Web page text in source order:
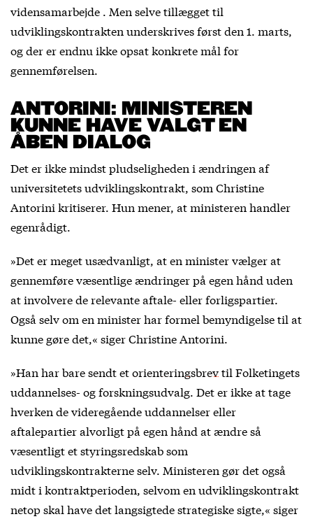
vidensamarbejde . Men selve tillægget til
udviklingskontrakten underskrives først den 1. marts,
og der er endnu ikke opsat konkrete mål for
gennemførelsen.
ANTORINI: MINISTEREN
KUNNE HAVE VALGT EN
ÅBEN DIALOG
Det er ikke mindst pludseligheden i ændringen af
universitetets udviklingskontrakt, som Christine
Antorini kritiserer. Hun mener, at ministeren handler
egenrådigt.
»Det er meget usædvanligt, at en minister vælger at
gennemføre væsentlige ændringer på egen hånd uden
at involvere de relevante aftale- eller forligspartier.
Også selv om en minister har formel bemyndigelse til at
kunne gøre det,« siger Christine Antorini.
»Han har bare sendt etorienteringsbrevtil Folketingets
uddannelses- og forskningsudvalg. Det er ikke at tage
hverken de videregående uddannelser eller
aftalepartier alvorligt på egen hånd at ændre så
væsentligt et styringsredskab som
udviklingskontrakterne selv. Ministeren gør det også
midt i kontraktperioden, selvom en udviklingskontrakt
netop skal have det langsigtede strategiske sigte,« siger